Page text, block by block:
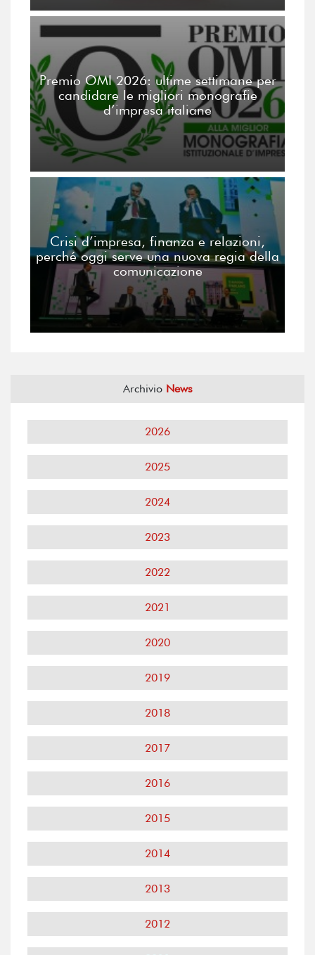
Premio OMI 2026: ultime settimane per
candidare le migliori monografie
d’impresa italiane
Crisi d’impresa, finanza e relazioni,
perché oggi serve una nuova regia della
comunicazione
Archivio News
2026
2025
2024
2023
2022
2021
2020
2019
2018
2017
2016
2015
2014
2013
2012